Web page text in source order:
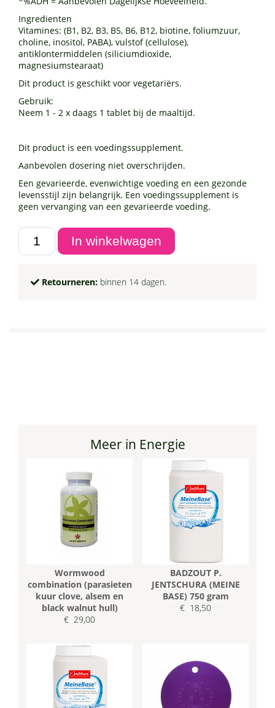
Ingredienten
Vitamines: (B1, B2, B3, B5, B6, B12, biotine, foliumzuur,
choline, inositol, PABA), vulstof (cellulose),
antiklontermiddelen (siliciumdioxide,
magnesiumstearaat)
Dit product is geschikt voor vegetariërs.
Gebruik:
Neem 1 - 2 x daags 1 tablet bij de maaltijd.
Dit product is een voedingssupplement.
Aanbevolen dosering niet overschrijden.
Een gevarieerde, evenwichtige voeding en een gezonde
levensstijl zijn belangrijk. Een voedingssupplement is
geen vervanging van een gevarieerde voeding.
Retourneren: binnen 14 dagen.
Meer in Energie
Wormwood
combination (parasieten
kuur clove, alsem en
black walnut hull)
€ 29,00
BADZOUT P.
JENTSCHURA (MEINE
BASE) 750 gram
€ 18,50